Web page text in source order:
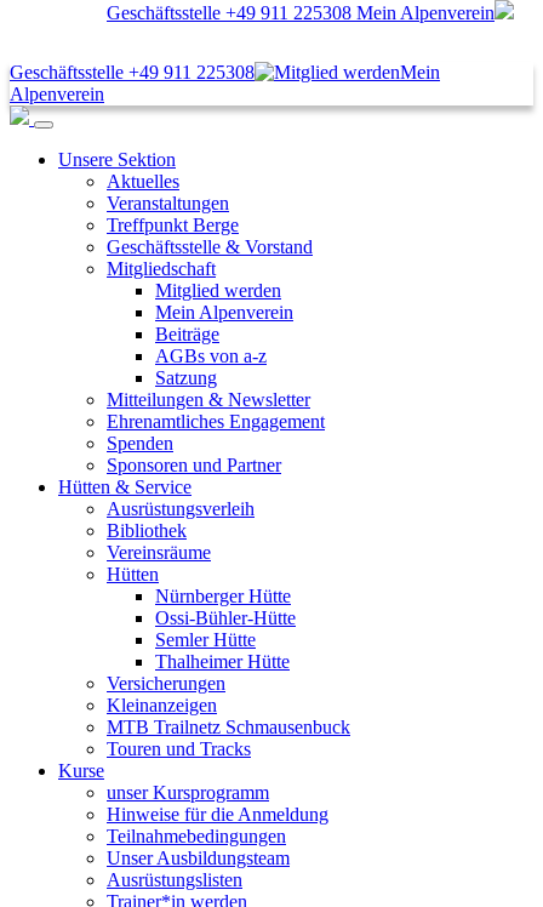
Geschäftsstelle +49 911 225308 Mein Alpenverein
Geschäftsstelle +49 911 225308
Mein
Alpenverein
Unsere Sektion
Aktuelles
Veranstaltungen
Treffpunkt Berge
Geschäftsstelle & Vorstand
Mitgliedschaft
Mitglied werden
Mein Alpenverein
Beiträge
AGBs von a-z
Satzung
Mitteilungen & Newsletter
Ehrenamtliches Engagement
Spenden
Sponsoren und Partner
Hütten & Service
Ausrüstungsverleih
Bibliothek
Vereinsräume
Hütten
Nürnberger Hütte
Ossi-Bühler-Hütte
Semler Hütte
Thalheimer Hütte
Versicherungen
Kleinanzeigen
MTB Trailnetz Schmausenbuck
Touren und Tracks
Kurse
unser Kursprogramm
Hinweise für die Anmeldung
Teilnahmebedingungen
Unser Ausbildungsteam
Ausrüstungslisten
Trainer*in werden